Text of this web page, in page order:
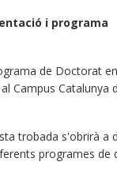
i programa
de Doctorat
Campus Catalunya
trobada s'obrirà a
programes de